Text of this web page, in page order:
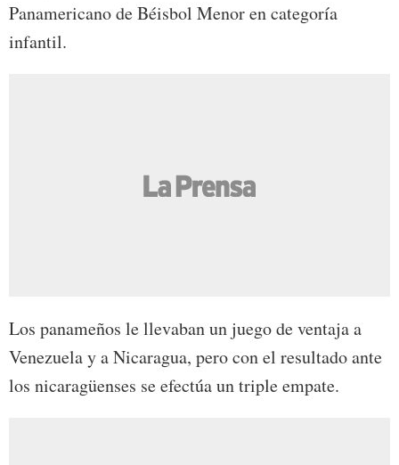
Panamericano de Béisbol Menor en categoría
infantil.
Los panameños le llevaban un juego de ventaja a
Venezuela y a Nicaragua, pero con el resultado ante
los nicaragüenses se efectúa un triple empate.